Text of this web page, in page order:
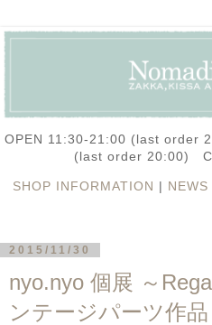
OPEN 11:30-21:00 (last order
(last order 20:00)
SHOP INFORMATION | NEWS
2015/11/30
nyo.nyo 個展 ～
ンテージパーツ作